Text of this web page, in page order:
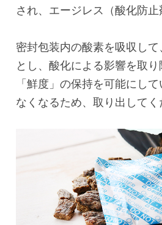
され、エージレス（酸化防止
密封包装内の酸素を吸収し
とし、酸化による影響を取
「鮮度」の保持を可能にし
なくなるため、取り出してく